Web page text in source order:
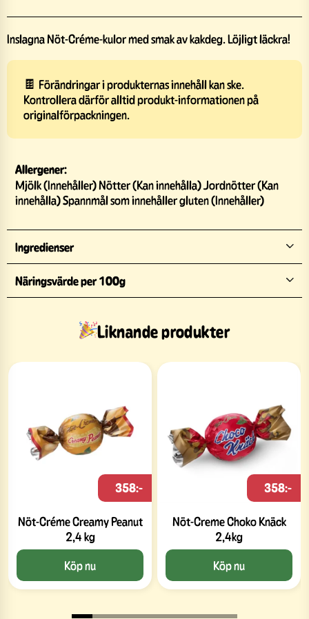
Inslagna Nöt-Créme-kulor med smak av kakdeg. Löjligt läckra!
🍫 Förändringar i produkternas innehåll kan ske.
Kontrollera därför alltid produkt-informationen på
originalförpackningen.
Allergener:
Mjölk (Innehåller) Nötter (Kan innehålla) Jordnötter (Kan
innehålla) Spannmål som innehåller gluten (Innehåller)
Ingredienser
Näringsvärde per 100g
Liknande produkter
Nöt-Créme Creamy Peanut
2,4 kg
358:-
Köp nu
Nöt-Creme Choko Knäck
2,4kg
358:-
Köp nu